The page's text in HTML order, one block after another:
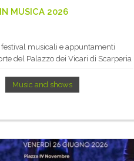
MUSICA 2026
festival musicali e appuntamenti
del Palazzo dei Vicari di Scarperia
Music and shows